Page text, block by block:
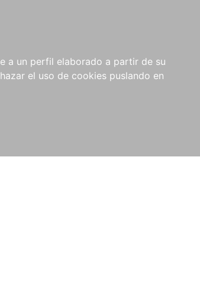
a un perfil elaborado a partir de su
el uso de cookies puslando en